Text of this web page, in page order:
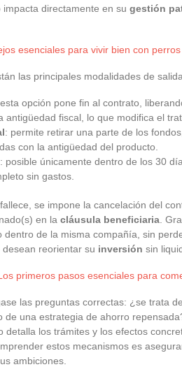
directamente en su gestión
esenciales para vivir bien con
las principales modalidades de
opción pone fin al contrato,
antigüedad fiscal, lo que modifica el
: permite retirar una parte de los
con la antigüedad del producto.
: posible únicamente dentro de los 30
sin gastos.
se impone la cancelación del
en la cláusula beneficiaria .
dentro de la misma compañía, sin
reorientar su inversión sin
primeros pasos esenciales para
las preguntas correctas: ¿se trata
de una estrategia de ahorro
detalla los trámites y los efectos
estos mecanismos es
ambiciones.